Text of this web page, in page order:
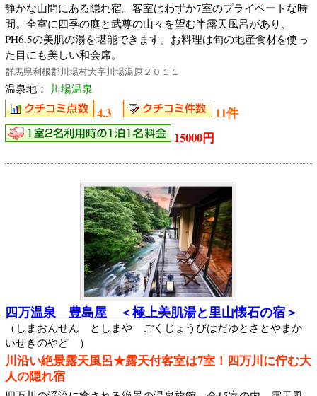
静かな山間にある隠れ宿。客室はわずか7室のプライベートな時
間。全室に四季の庭と武尊の山々を望む半露天風呂があり、
PH6.5の美肌の湯を堪能できます。お料理は旬の地産食材を使っ
た目にも美しい和会席。
群馬県利根郡川場村大字川場湯原２０１１
温泉地： 川場温泉
4.3
11件
15000円
四万温泉 豊島屋 ＜極上美肌湯と里山懐石の宿＞
（しまおんせん としまや ごくじょうびはだゆとさとやまか
いせきのやど ）
川沿い絶景露天風呂★露天付客室は7室！四万川に佇む大
人の隠れ宿